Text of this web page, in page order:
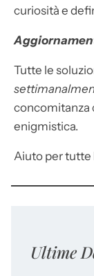
curiosità e
Tutte le
concomitanza
enigmistica.
Aiuto per tutte
Ultime